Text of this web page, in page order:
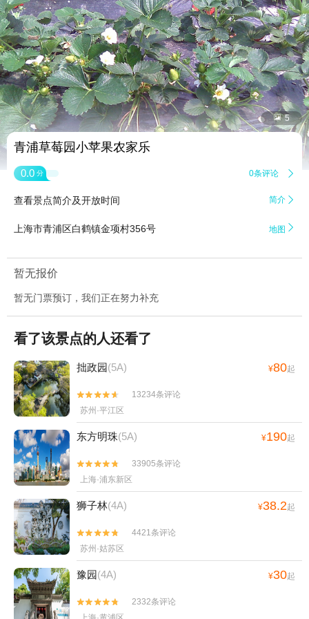
 5
青浦草莓园小苹果农家乐
0.0 分 0条评论 
查看景点简介及开放时间 简介 
上海市青浦区白鹤镇金项村356号 地图 
暂无报价
暂无门票预订，我们正在努力补充
看了该景点的人还看了
拙政园(5A) ¥80起


13234条评论
苏州·平江区
东方明珠(5A) ¥190起


33905条评论
上海·浦东新区
狮子林(4A) ¥38.2起


4421条评论
苏州·姑苏区
豫园(4A) ¥30起


2332条评论
